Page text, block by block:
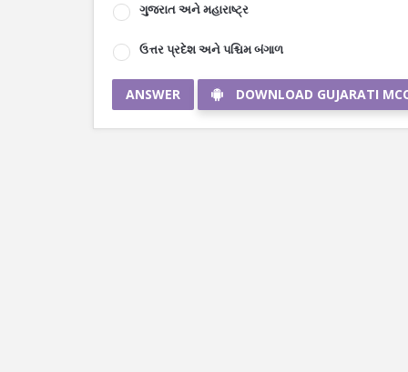
ગુજરાત અને મહારાષ્ટ્ર
ઉત્તર પ્રદેશ અને પશ્ચિમ બંગાળ
ANSWER DOWNLOAD GUJARATI